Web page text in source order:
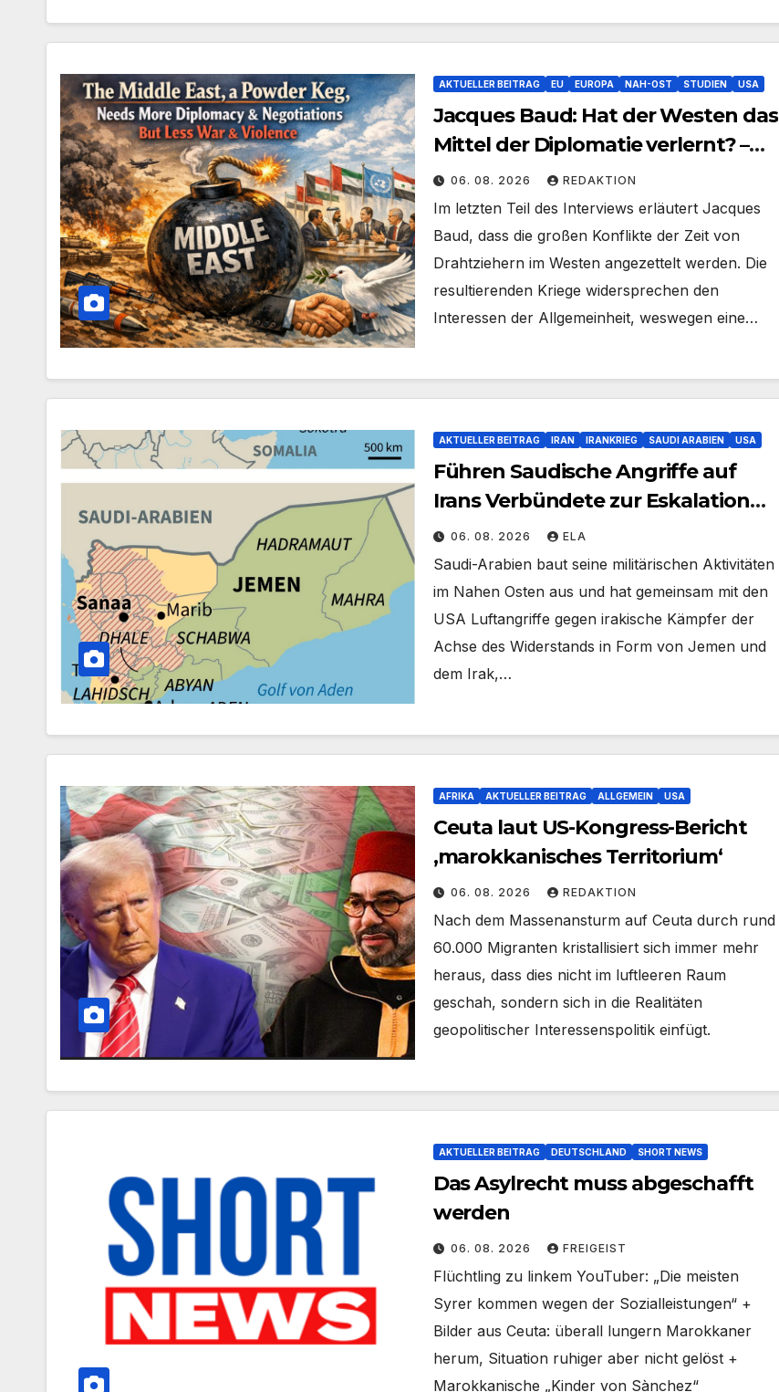
AKTUELLER BEITRAG EU EUROPA NAH-OST STUDIEN USA
Jacques Baud: Hat der Westen das
Mittel der Diplomatie verlernt? –
Teil 2
06. 08. 2026 REDAKTION
Im letzten Teil des Interviews erläutert Jacques
Baud, dass die großen Konflikte der Zeit von
Drahtziehern im Westen angezettelt werden. Die
resultierenden Kriege widersprechen den
Interessen der Allgemeinheit, weswegen eine…
AKTUELLER BEITRAG IRAN IRANKRIEG SAUDI ARABIEN USA
Führen Saudische Angriffe auf
Irans Verbündete zur Eskalation
und totalen Energie-Krise?
06. 08. 2026 ELA
Saudi-Arabien baut seine militärischen Aktivitäten
im Nahen Osten aus und hat gemeinsam mit den
USA Luftangriffe gegen irakische Kämpfer der
Achse des Widerstands in Form von Jemen und
dem Irak,…
AFRIKA AKTUELLER BEITRAG ALLGEMEIN USA
Ceuta laut US-Kongress-Bericht
‚marokkanisches Territorium‘
06. 08. 2026 REDAKTION
Nach dem Massenansturm auf Ceuta durch rund
60.000 Migranten kristallisiert sich immer mehr
heraus, dass dies nicht im luftleeren Raum
geschah, sondern sich in die Realitäten
geopolitischer Interessenspolitik einfügt.
AKTUELLER BEITRAG DEUTSCHLAND SHORT NEWS
Das Asylrecht muss abgeschafft
werden
06. 08. 2026 FREIGEIST
Flüchtling zu linkem YouTuber: „Die meisten
Syrer kommen wegen der Sozialleistungen“ +
Bilder aus Ceuta: überall lungern Marokkaner
herum, Situation ruhiger aber nicht gelöst +
Marokkanische „Kinder von Sànchez“